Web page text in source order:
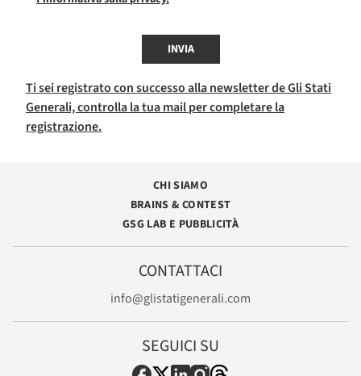
INVIA
Ti sei registrato con successo alla newsletter de Gli Stati
Generali, controlla la tua mail per completare la
registrazione.
CHI SIAMO
BRAINS & CONTEST
GSG LAB E PUBBLICITÀ
CONTATTACI
info@glistatigenerali.com
SEGUICI SU